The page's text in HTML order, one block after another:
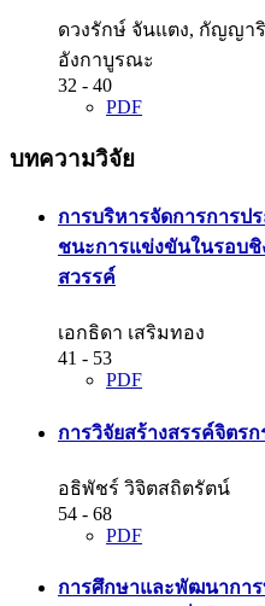
ดวงรักษ์ จันแตง, กัญญา
อังกาบูรณะ
32 - 40
PDF
บทความวิจัย
การบริหารจัดการการป
ชนะการแข่งขันในรอบชิ
สวรรค์
เอกธิดา เสริมทอง
41 - 53
PDF
การวิจัยสร้างสรรค์จิตร
อธิพัชร์ วิจิตสถิตรัตน์
54 - 68
PDF
การศึกษาและพัฒนาการ